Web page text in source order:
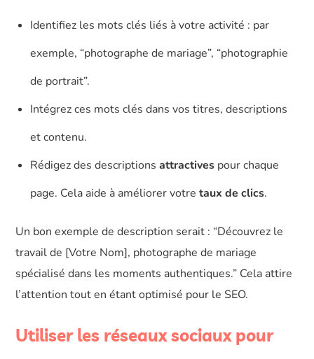
Identifiez les mots clés liés à votre activité : par
exemple, “photographe de mariage”, “photographie
de portrait”.
Intégrez ces mots clés dans vos titres, descriptions
et contenu.
Rédigez des descriptionsattractives pour chaque
page. Cela aide à améliorer votretaux de clics.
Un bon exemple de description serait : “Découvrez le
travail de [Votre Nom], photographe de mariage
spécialisé dans les moments authentiques.” Cela attire
l’attention tout en étant optimisé pour le SEO.
Utiliser les réseaux sociaux pour